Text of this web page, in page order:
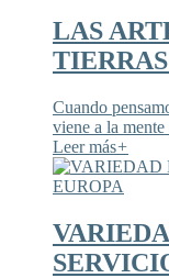
LAS
Cuando
viene a la mente
Leer más+